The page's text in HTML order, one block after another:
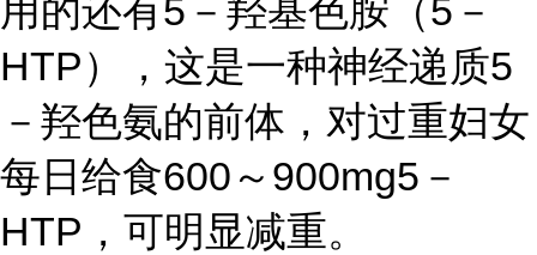
用的还有5－羟基色胺（5－
HTP），这是一种神经递质5
－羟色氨的前体，对过重妇女
每日给食600～900mg5－
HTP，可明显减重。